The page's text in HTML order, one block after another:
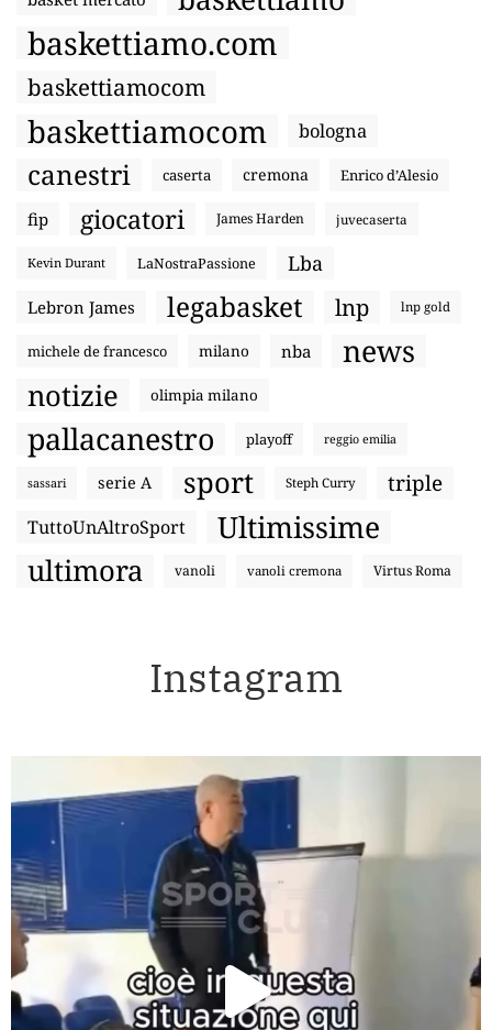
baskettiamo.com
baskettiamocom
baskettiamocom bologna
canestri caserta cremona Enrico d’Alesio
fip giocatori James Harden juvecaserta
Kevin Durant LaNostraPassione Lba
Lebron James legabasket lnp lnp gold
michele de francesco milano nba news
notizie olimpia milano
pallacanestro playoff reggio emilia
sassari serie A sport Steph Curry triple
TuttoUnAltroSport Ultimissime
ultimora vanoli vanoli cremona Virtus Roma
Instagram